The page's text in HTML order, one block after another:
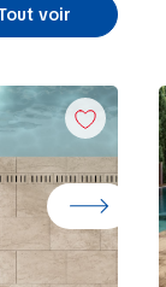
voir